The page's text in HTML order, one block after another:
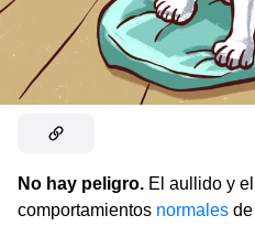
No hay peligro. El aullido y
comportamientos normales